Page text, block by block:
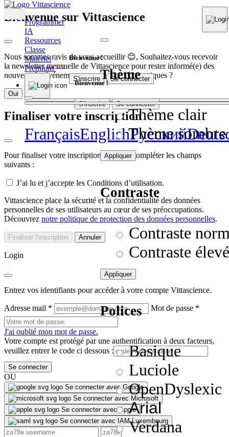
Bienvenue sur Vittascience
Nous sommes ravis de vous accueillir 😊, Souhaitez-vous recevoir
la newsletter mensuelle de Vittascience pour rester informé(e) des
nouveautés, événements et contenus pédagogiques ?
Oui
Finaliser votre inscription
Pour finaliser votre inscription, veuillez compléter les champs
suivants :
J’ai lu et j’accepte les Conditions d’utilisation.
Vittascience place la sécurité et la confidentialité des données
personnelles de ses utilisateurs au cœur de ses préoccupations.
Découvrez notre politique de protection des données personnelles.
Finaliser l’inscription Annuler
Login
Entrez vos identifiants pour accéder à votre compte Vittascience.
Adresse mail * Mot de passe *
J'ai oublié mon mot de passe.
Votre compte est protégé par une authentification à deux facteurs,
veuillez entrer le code ci dessous :
Se connecter
OU
Se connecter avec Google
Se connecter avec Microsoft
Se connecter avec Apple
Se connecter avec IAM Luxembourg
Bienvenue !
S'inscrire Se connecter
Programmer
IA
Ressources
Classe
Matériel
PremiumNEW
Bienvenue !
S'inscrire Se connecter
Thème
Thème clair
Thème sombre
Appliquer
Contraste
Contraste
Contraste élevé
Appliquer
Polices
Basique
Luciole
OpenDyslexic
Arial
Verdana
FrançaisEnglishPусский